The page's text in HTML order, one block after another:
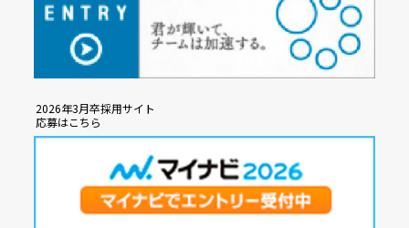
2026年3月卒採用サイト
応募はこちら